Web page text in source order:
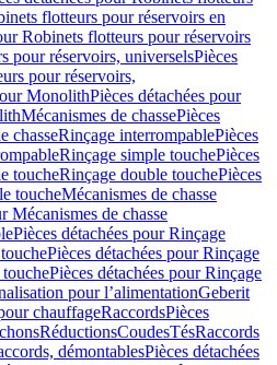
flotteurs pour réservoirs en
Robinets flotteurs pour réservoirs
pour réservoirs, universelsPièces
pour réservoirs,
MonolithPièces détachées pour
Mécanismes de chassePièces
chasseRinçage interrompablePièces
Rinçage simple touchePièces
toucheRinçage double touchePièces
toucheMécanismes de chasse
Mécanismes de chasse
Pièces détachées pour Rinçage
Pièces détachées pour Rinçage
Pièces détachées pour Rinçage
pour l’alimentationGeberit
chauffageRaccordsPièces
RéductionsCoudesTésRaccords
démontablesPièces détachées